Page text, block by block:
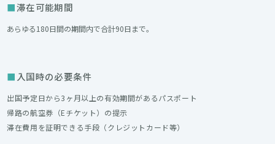
滞在可能期間
あらゆる180日間の期間内で合計90日まで。
入国時の必要条件
出国予定日から3ヶ月以上の有効期間があるパスポート
帰路の航空券（Eチケット）の提示
滞在費用を証明できる手段（クレジットカード等）